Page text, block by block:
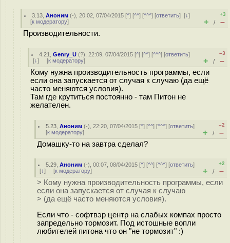
3.13 ,Аноним (-), 20:02, 07/04/2015 [^] [^^] [^^^] [ответить][↓]
[к модератору]
+3
+ / –
Производительности.
4.21 ,Genry_U (?), 22:09, 07/04/2015 [^] [^^] [^^^] [ответить]
[↓] [к модератору]
–3
+ / –
Кому нужна производительность программы, если
если она запускается от случая к случаю (да ещё
часто меняются условия).
Там где крутиться постоянно - там Питон не
желателен.
5.23 ,Аноним (-), 22:20, 07/04/2015 [^] [^^] [^^^] [ответить]
[к модератору]
–2
+ / –
Домашку-то на завтра сделал?
5.29 ,Аноним (-), 00:07, 08/04/2015 [^] [^^] [^^^] [ответить]
[↓] [к модератору]
+2
+ / –
> Кому нужна производительность программы, если
если она запускается от случая к случаю
> (да ещё часто меняются условия).
Если что - софтвэр центр на слабых компах просто
запредельно тормозит. Под истошные вопли
любителей питона что он "не тормозит" :)